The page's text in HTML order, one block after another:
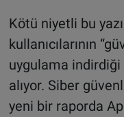
Kötü niyetli bu
kullanıcılarının
uygulama indirdiği
alıyor. Siber
yeni bir raporda